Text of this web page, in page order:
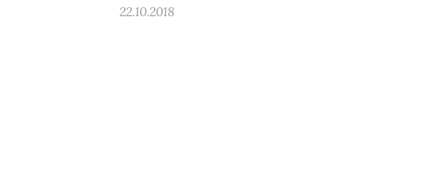
22.10.2018